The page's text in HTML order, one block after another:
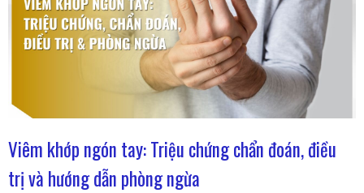
Viêm khớp ngón tay: Triệu chứng chẩn đoán, điều
trị và hướng dẫn phòng ngừa